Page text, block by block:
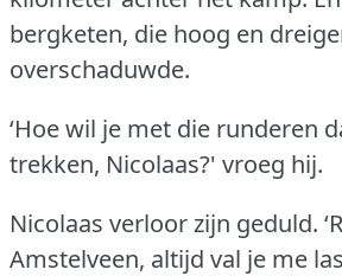
bergketen, die hoog en
overschaduwde.
‘Hoe wil je met die runderen
trekken, Nicolaas?' vroeg hij.
Nicolaas verloor zijn geduld.
Amstelveen, altijd val je me